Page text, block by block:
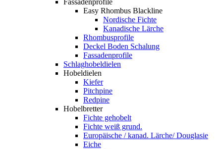
Easy Rhombus Blackline
Nordische Fichte
Kanadische Lärche
Rhombusprofile
Deckel Boden Schalung
Fassadenprofile
Schlaghobeldielen
Hobeldielen
Kiefer
Pitchpine
Redpine
Hobelbretter
Fichte gehobelt
Fichte weiß grund.
Europäische / kanad. Lärche/ Douglasie
Eiche